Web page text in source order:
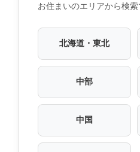
お住まいのエリアから検索
北海道・東北
中部
中国